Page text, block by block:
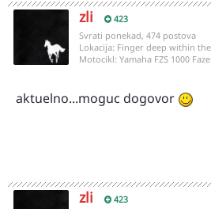
zli 423
Svrati ponekad, 474 postova
Lokacija: Finger deep within
Motocikl: Yamaha FZS 1000
aktuelno...moguc dogovor
zli 423